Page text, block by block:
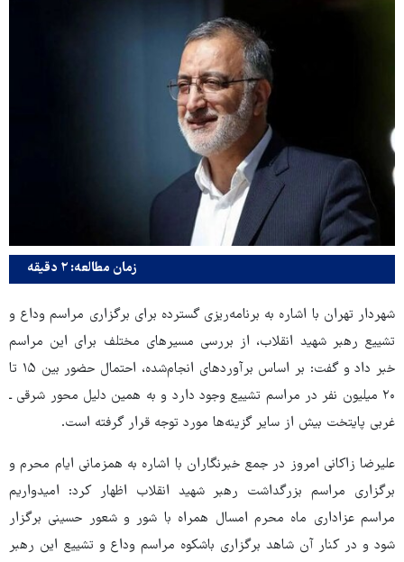
زمان مطالعه: ۲ دقیقه
شهردار تهران با اشاره به برنامه‌ریزی گسترده برای برگزاری مراسم وداع و
تشییع رهبر شهید انقلاب، از بررسی مسیرهای مختلف برای این مراسم
خبر داد و گفت: بر اساس برآوردهای انجام‌شده، احتمال حضور بین ۱۵ تا
۲۰ میلیون نفر در مراسم تشییع وجود دارد و به همین دلیل محور شرقی ـ
غربی پایتخت بیش از سایر گزینه‌ها مورد توجه قرار گرفته است.
علیرضا زاکانی امروز در جمع خبرنگاران با اشاره به همزمانی ایام محرم و
برگزاری مراسم بزرگداشت رهبر شهید انقلاب اظهار کرد: امیدواریم
مراسم عزاداری ماه محرم امسال همراه با شور و شعور حسینی برگزار
شود و در کنار آن شاهد برگزاری باشکوه مراسم وداع و تشییع این رهبر